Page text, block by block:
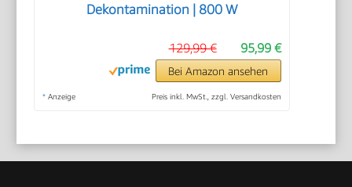
Dekontamination | 800 W
95,99 €
129,99 €
Bei Amazon ansehen
* Anzeige Preis inkl. MwSt., zzgl. Versandkosten